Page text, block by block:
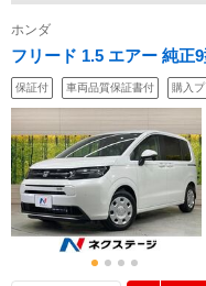
ホンダ
フリード 1.5 エアー 純正
保証付 車両品質保証書付 購入